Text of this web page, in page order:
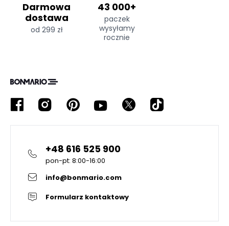
Darmowa
dostawa
od 299 zł
43 000+
paczek
wysyłamy
rocznie
+48 616 525 900
pon-pt: 8:00-16:00
info@bonmario.com
Formularz kontaktowy